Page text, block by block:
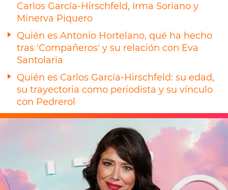
Carlos García-Hirschfeld, Irma Soriano y
Minerva Piquero
Quién es Antonio Hortelano, qué ha hecho
tras 'Compañeros' y su relación con Eva
Santolaria
Quién es Carlos García-Hirschfeld: su edad,
su trayectoria como periodista y su vínculo
con Pedrerol